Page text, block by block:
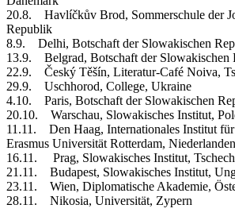
20.8. Havlíčkův Brod, Sommerschule der
Republik
8.9. Delhi, Botschaft der Slowakischen
13.9. Belgrad, Botschaft der Slowakischen
22.9. Český Těšín, Literatur-Café Noiva,
29.9. Uschhorod, College, Ukraine
4.10. Paris, Botschaft der Slowakischen
20.10. Warschau, Slowakisches Institut,
11.11. Den Haag, Internationales Institut für
Erasmus Universität Rotterdam, Niederlanden
16.11. Prag, Slowakisches Institut,
21.11. Budapest, Slowakisches Institut,
23.11. Wien, Diplomatische Akademie,
28.11. Nikosia, Universität, Zypern